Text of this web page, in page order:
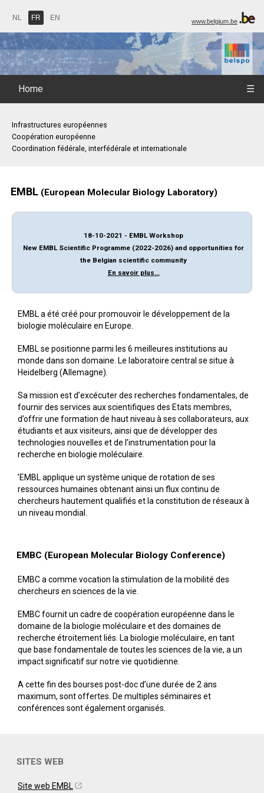
NL FR EN www.belgium.be
Home ☰
Infrastructures européennes
Coopération européenne
Coordination fédérale, interfédérale et internationale
EMBL (European Molecular Biology Laboratory)
18-10-2021 - EMBL Workshop
New EMBL Scientific Programme (2022-2026) and opportunities for
the Belgian scientific community
En savoir plus...
EMBL a été créé pour promouvoir le développement de la
biologie moléculaire en Europe.
EMBL se positionne parmi les 6 meilleures institutions au
monde dans son domaine. Le laboratoire central se situe à
Heidelberg (Allemagne).
Sa mission est d’excécuter des recherches fondamentales, de
fournir des services aux scientifiques des Etats membres,
d’offrir une formation de haut niveau à ses collaborateurs, aux
étudiants et aux visiteurs, ainsi que de développer des
technologies nouvelles et de l’instrumentation pour la
recherche en biologie moléculaire.
’EMBL applique un système unique de rotation de ses
ressources humaines obtenant ainsi un flux continu de
chercheurs hautement qualifiés et la constitution de réseaux à
un niveau mondial.
EMBC (European Molecular Biology Conference)
EMBC a comme vocation la stimulation de la mobilité des
chercheurs en sciences de la vie.
EMBC fournit un cadre de coopération européenne dans le
domaine de la biologie moléculaire et des domaines de
recherche étroitement liés. La biologie moléculaire, en tant
que base fondamentale de toutes les sciences de la vie, a un
impact significatif sur notre vie quotidienne.
A cette fin des bourses post-doc d’une durée de 2 ans
maximum, sont offertes. De multiples séminaires et
conférences sont également organisés.
SITES WEB
Site web EMBL